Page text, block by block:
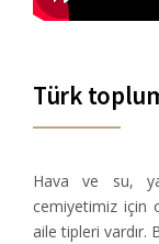
Türk
Hava ve su,
cemiyetimiz için
aile tipleri vardır.